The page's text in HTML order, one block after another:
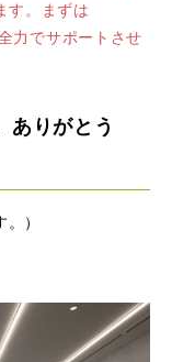
す。まずは
力でサポートさせ
ありがとう
）